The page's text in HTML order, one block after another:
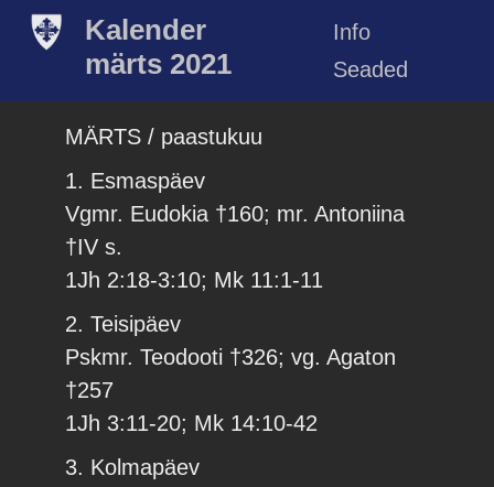
Kalender
märts 2021
Info
Seaded
MÄRTS / paastukuu
1. Esmaspäev
Vgmr. Eudokia †160; mr. Antoniina
†IV s.
1Jh 2:18-3:10; Mk 11:1-11
2. Teisipäev
Pskmr. Teodooti †326; vg. Agaton
†257
1Jh 3:11-20; Mk 14:10-42
3. Kolmapäev